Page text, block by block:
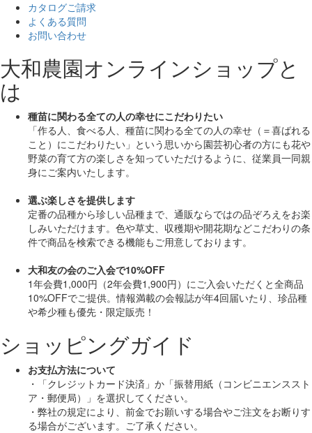
カタログご請求
よくある質問
お問い合わせ
大和農園オンラインショップと
は
種苗に関わる全ての人の幸せにこだわりたい
「作る人、食べる人、種苗に関わる全ての人の幸せ（＝喜ばれる
こと）にこだわりたい」 という思いから園芸初心者の方にも花や
野菜の育て方の楽しさを知っていただけるように、従業員一同親
身にご案内いたします。
選ぶ楽しさを提供します
定番の品種から珍しい品種まで、通販ならではの品ぞろえをお楽
しみいただけます。色や草丈、収穫期や開花期などこだわりの条
件で商品を検索できる機能もご用意しております。
大和友の会のご入会で10%OFF
1年会費1,000円（2年会費1,900円）にご入会いただくと全商品
10%OFFでご提供。情報満載の会報誌が年4回届いたり、珍品種
や希少種も優先・限定販売！
ショッピングガイド
お支払方法について
・「クレジットカード決済」か「振替用紙（コンビニエンススト
ア・郵便局）」を選択してください。
・弊社の規定により、前金でお願いする場合やご注文をお断りす
る場合がございます。ご了承ください。